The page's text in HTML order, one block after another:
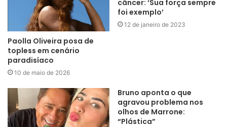
Paolla Oliveira posa de
topless em cenário
paradisíaco
10 de maio de 2026
câncer: ‘Sua força sempre
foi exemplo’
12 de janeiro de 2023
Bruno aponta o que
agravou problema nos
olhos de Marrone:
“Plástica”